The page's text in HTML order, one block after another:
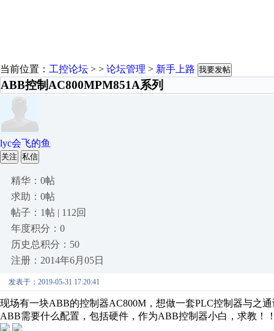
当前位置： 工控论坛 > > 论坛管理 > 新手上路 我要发帖
ABB控制AC800MPM851A系列
lyc会飞的鱼
关注 私信
精华：0帖
求助：0帖
帖子：1帖 | 112回
年度积分：0
历史总积分：50
注册：2014年6月05日
发表于：2019-05-31 17:20:41
现场有一块ABB的控制器AC800M，想做一套PLC控制器与之
ABB需要什么配置，包括硬件，作为ABB控制器小白，求教！